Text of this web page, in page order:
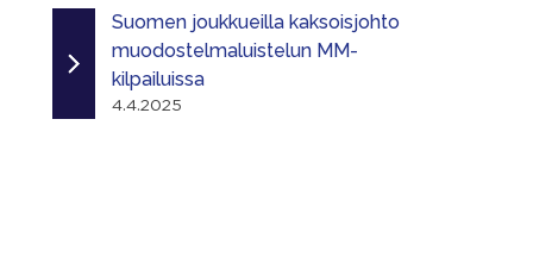
Suomen joukkueilla kaksoisjohto
muodostelmaluistelun MM-
kilpailuissa
4.4.2025